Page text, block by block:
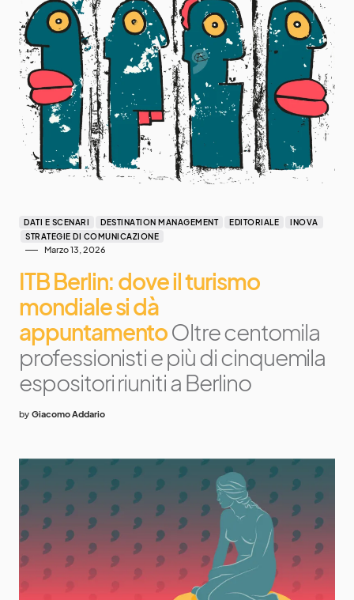
DATI E SCENARI DESTINATION MANAGEMENT EDITORIALE
INOVA
STRATEGIE DI COMUNICAZIONE
Marzo 13, 2026
ITB Berlin: dove il turismo
mondiale si dà
appuntamentoOltre centomila
professionisti e più di cinquemila
espositori riuniti a Berlino
by Giacomo Addario